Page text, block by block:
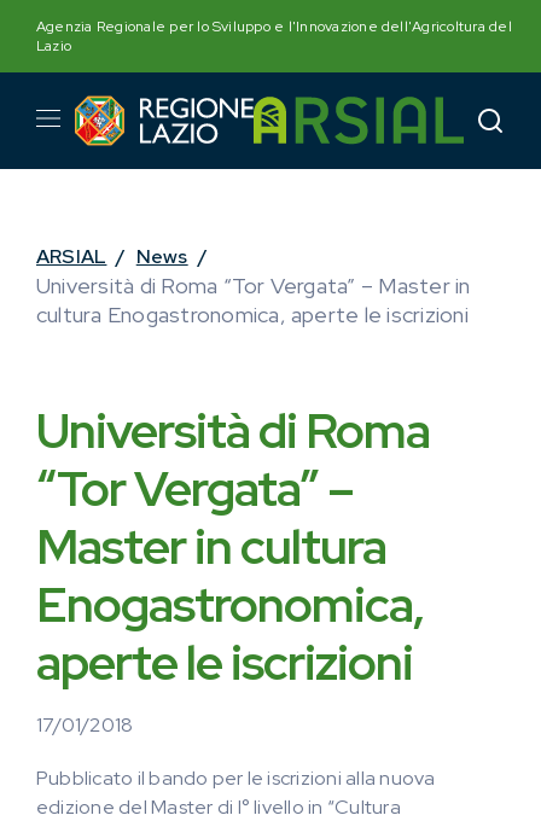
content
Agenzia Regionale per lo Sviluppo e l'Innovazione dell'Agricoltura del
Lazio
ARSIAL / News /
Università di Roma “Tor Vergata” – Master in
cultura Enogastronomica, aperte le iscrizioni
Università di Roma
“Tor Vergata” –
Master in cultura
Enogastronomica,
aperte le iscrizioni
17/01/2018
Pubblicato il bando per le iscrizioni alla nuova
edizione del Master di I° livello in “Cultura